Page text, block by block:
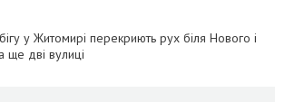
у Житомирі перекриють рух біля Нового і
ще дві вулиці